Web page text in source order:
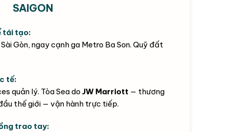
SAIGON
tái tạo:
Gòn, ngay cạnh ga Metro Ba Son. Quỹ đất
tế:
quản lý. Tòa Sea do JW Marriott — thương
thế giới — vận hành trực tiếp.
trao tay: